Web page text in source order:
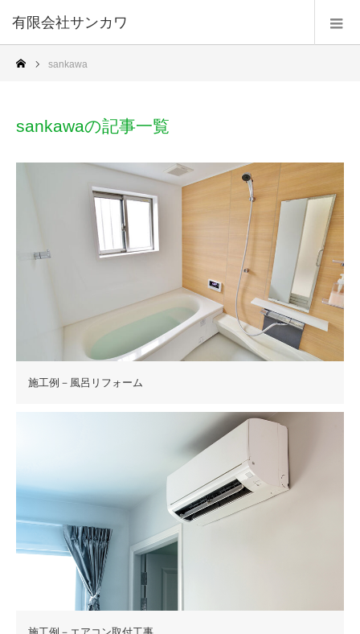
有限会社サンカワ
sankawa
sankawaの記事一覧
施工例－風呂リフォーム